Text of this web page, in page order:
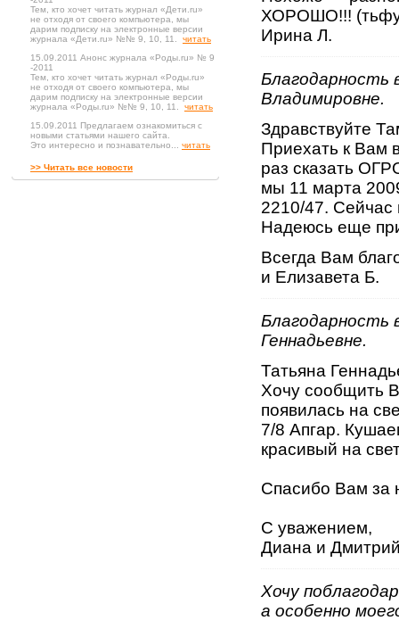
Тем, кто хочет читать журнал «Дети.ru»
не отходя от своего компьютера, мы
дарим подписку на электронные версии
журнала «Дети.ru» №№ 9, 10, 11. читать
15.09.2011 Анонс журнала «Роды.ru» № 9
-2011
Тем, кто хочет читать журнал «Роды.ru»
не отходя от своего компьютера, мы
дарим подписку на электронные версии
журнала «Роды.ru» №№ 9, 10, 11. читать
15.09.2011 Предлагаем ознакомиться с
новыми статьями нашего сайта.
Это интересно и познавательно... читать
>> Читать все новости
ХОРОШО!!!
Ирина Л.
Благодарность
Владимировне.
Здравствуйте
Приехать к Вам
раз сказать
мы 11 марта
2210/47. Сейчас
Надеюсь еще
Всегда Вам
и Елизавета Б.
Благодарность
Геннадьевне.
Татьяна
Хочу сообщить
появилась на
7/8 Апгар.
красивый на
Спасибо Вам за
С уважением,
Диана и
Хочу
а особенно